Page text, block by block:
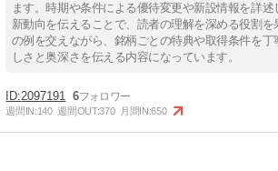
ます。時期や条件による優待変更や新設情報を詳
新動向を伝えることで、読者の理解を深める役割
の例を交えながら、銘柄ごとの特典や取得条件を丁
しさと奥深さを伝える内容になっています。
2097191 6
週間IN:140 週間OUT:370 月間IN:650